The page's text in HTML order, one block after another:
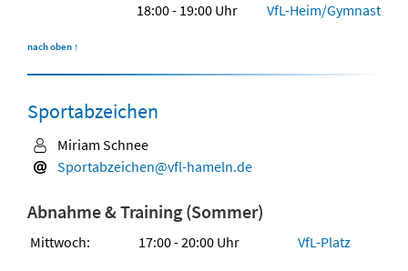
18:00 - 19:00 Uhr
VfL-Heim/
nach oben ↑
Sportabzeichen
Miriam Schnee
Sportabzeichen@vfl-hameln.de
Abnahme & Training (Sommer)
Mittwoch: 17:00 - 20:00 Uhr VfL-Platz